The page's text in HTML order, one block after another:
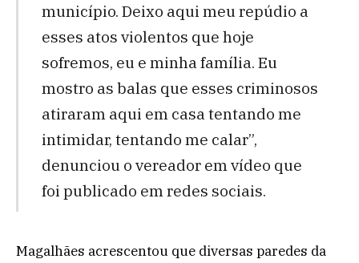
município. Deixo aqui meu repúdio a
esses atos violentos que hoje
sofremos, eu e minha família. Eu
mostro as balas que esses criminosos
atiraram aqui em casa tentando me
intimidar, tentando me calar”,
denunciou o vereador em vídeo que
foi publicado em redes sociais.
Magalhães acrescentou que diversas paredes da